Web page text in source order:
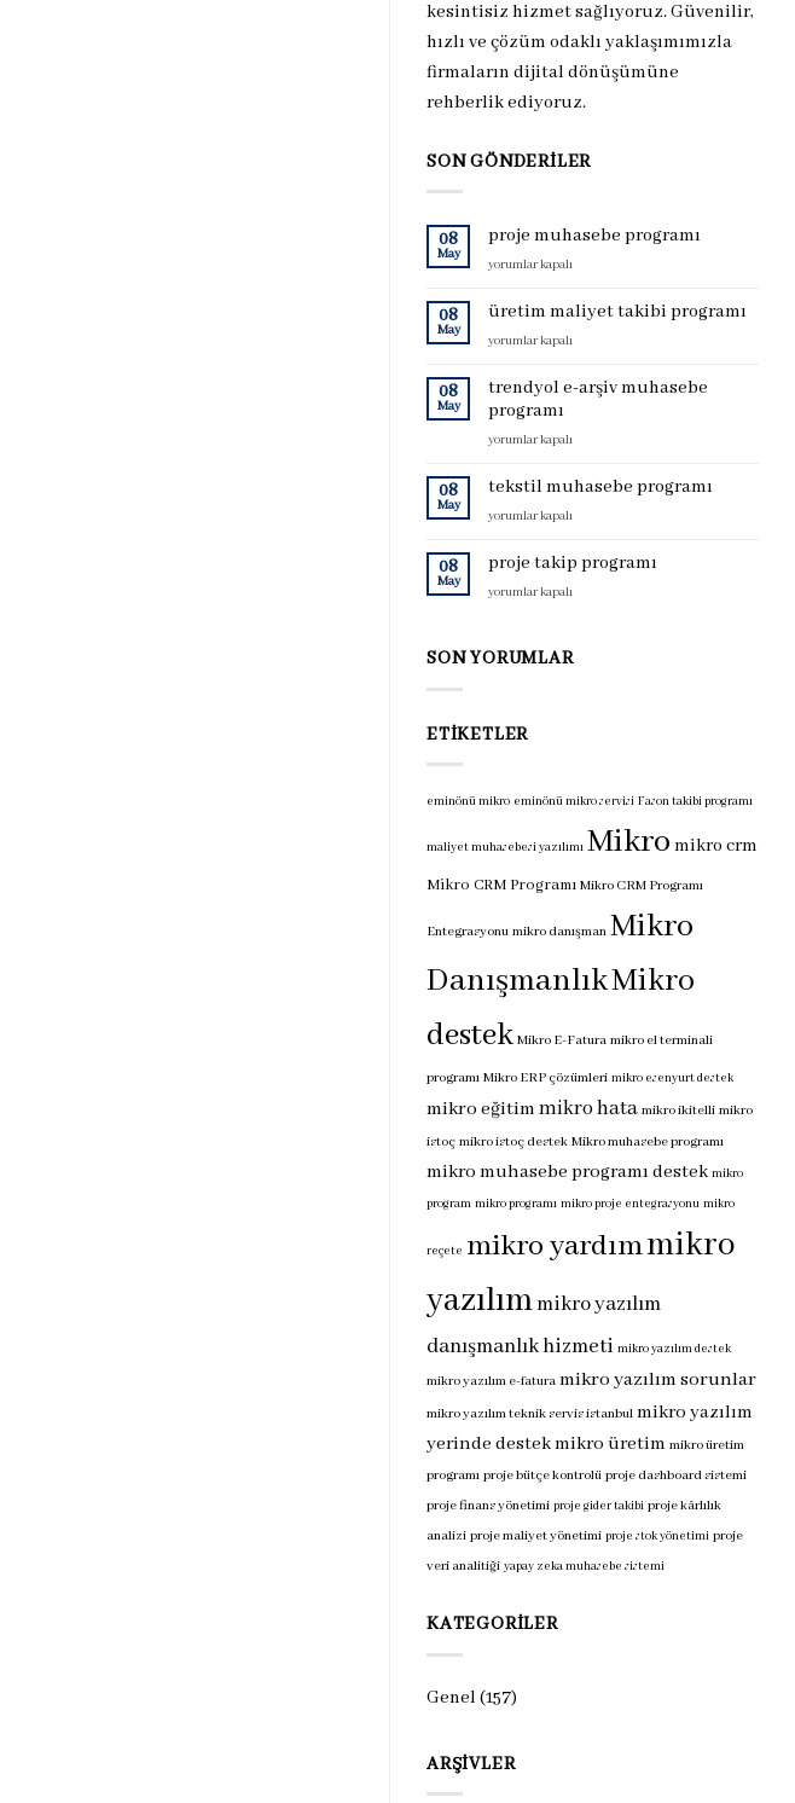
kesintisiz hizmet sağlıyoruz. Güvenilir,
hızlı ve çözüm odaklı yaklaşımımızla
firmaların dijital dönüşümüne
rehberlik ediyoruz.
SON GÖNDERILER
08
May
proje muhasebe programı
proje
programı
yorumlar kapalı
08
May
üretim maliyet takibi programı
üretim
takibi
için
yorumlar kapalı
08
May
trendyol e-arşiv muhasebe
programı
trendyol
arşiv
programı
yorumlar kapalı
08
May
tekstil muhasebe programı
tekstil
programı
yorumlar kapalı
08
May
proje takip programı
proje
için
yorumlar kapalı
SON YORUMLAR
ETIKETLER
eminönü mikro eminönü mikro servisi Fason takibi programı
maliyet muhasebesi yazılımı Mikro mikro crm
Mikro CRM Programı Mikro CRM Programı
Entegrasyonu mikro danışman Mikro
DanışmanlıkMikro
destek Mikro E-Fatura mikro el terminali
programı Mikro ERP çözümleri mikro esenyurt destek
mikro eğitimmikro hata mikro ikitelli mikro
istoç mikro istoç destek Mikro muhasebe programı
mikro muhasebe programı destek mikro
program mikro programı mikro proje entegrasyonu mikro
reçete mikro yardımmikro
yazılımmikro yazılım
danışmanlık hizmeti mikro yazılım destek
mikro yazılım e-fatura mikro yazılım sorunlar
mikro yazılım teknik servis istanbul mikro yazılım
yerinde destekmikro üretim mikro üretim
programı proje bütçe kontrolü proje dashboard sistemi
proje finans yönetimi proje gider takibi proje kârlılık
analizi proje maliyet yönetimi proje stok yönetimi proje
veri analitiği yapay zeka muhasebe sistemi
KATEGORILER
Genel(157)
ARŞIVLER